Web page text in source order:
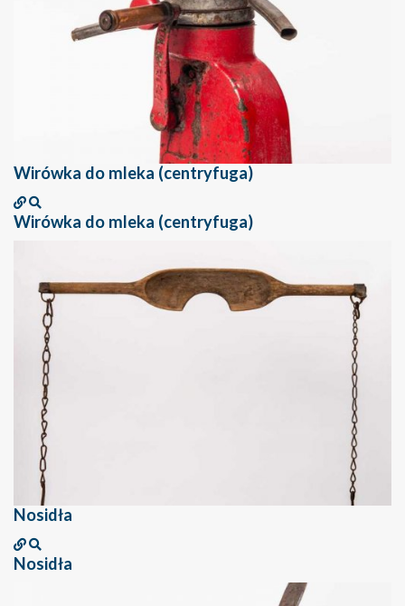
Wirówka do mleka (centryfuga)
Wirówka do mleka (centryfuga)
Nosidła
Nosidła